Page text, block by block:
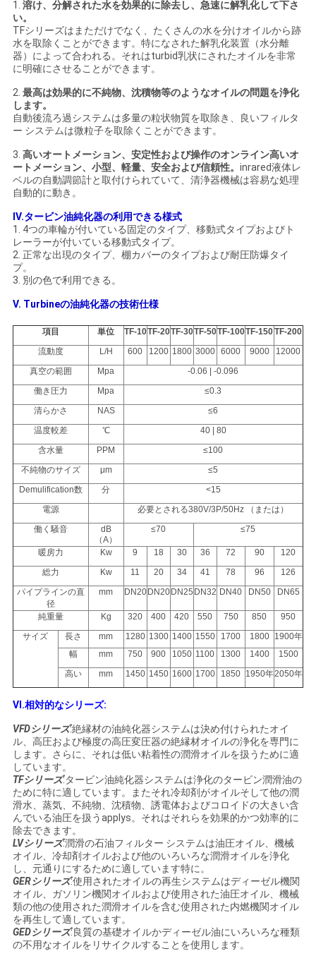
し
な
さ
い
地
図
PRIVACY
POLICY
1. 溶け、分解された水を効果的に除去し、急速に解乳化して下さ
い。
TFシリーズはまただけでなく、たくさんの水を分けオイルから跡
水を取除くことができます。特になされた解乳化装置（水分離
器）によって合われる。それはturbid乳状にされたオイルを非常
に明確にさせることができます。
2. 最高は効果的に不純物、沈積物等のようなオイルの問題を浄化
します。
自動後流ろ過システムは多量の粒状物質を取除き、良いフィルタ
ー システムは微粒子を取除くことができます。
3. 高いオートメーション、安定性および操作のオンライン高いオ
ートメーション、小型、軽量、安全および信頼性。 inrared液体レ
ベルの自動調節計と取付けられていて、清浄器機械は容易な処理
自動的に動き。
IV.タービン油純化器の利用できる様式
1. 4つの車輪が付いている固定のタイプ、移動式タイプおよびト
レーラーが付いている移動式タイプ。
2. 正常な出現のタイプ、棚カバーのタイプおよび耐圧防爆タイ
プ。
3. 別の色で利用できる。
V. Turbineの油純化器の技術仕様
項目 単位 TF-10TF-20TF-30TF-50TF-100TF-150TF-200
流動度
L/H 600 1200 1800 3000 6000 9000
12000
真空の範囲
Mpa
-0.06 | -0.096
働き圧力
Mpa
≤0.3
清らかさ
NAS
≤6
温度較差
℃
40 | 80
含水量
PPM
≤100
不純物のサイズ
μm
≤5
Demulification数
分
<15
電源
必要とされる380V/3P/50Hz （または）
働く騒音
dB
（A）
≤70 ≤75
暖房力 Kw 9 18 30 36 72 90
120
総力
Kw 11 20 34 41 78 96
126
パイプラインの直
径
mm DN20 DN20 DN25 DN32 DN40 DN50 DN65
純重量 Kg 320 400 420 550 750 850
950
サイズ
長さ mm 1280 1300 1400 1550 1700 1800 1900年
幅
mm 750 900 1050 1100 1300 1400
1500
高い
mm 1450 1450 1600 1700 1850 1950年2050年
VI.相対的なシリーズ:
VFDシリーズ:絶縁材の油純化器システムは決め付けられたオイ
ル、高圧および極度の高圧変圧器の絶縁材オイルの浄化を専門に
します。さらに、それは低い粘着性の潤滑オイルを扱うために適
しています。
TFシリーズ:タービン油純化器システムは浄化のタービン潤滑油の
ために特に適しています。またそれ冷却剤がオイルそして他の潤
滑水、蒸気、不純物、沈積物、誘電体およびコロイドの大きい含
んでいる油圧を扱うapplys。それはそれらを効果的かつ効率的に
除去できます。
LVシリーズ:潤滑の石油フィルター システムは油圧オイル、機械
オイル、冷却剤オイルおよび他のいろいろな潤滑オイルを浄化
し、元通りにするために適しています特に。
GERシリーズ:使用されたオイルの再生システムはディーゼル機関
オイル、ガソリン機関オイルおよび使用された油圧オイル、機械
類の他の使用された潤滑オイルを含む使用された内燃機関オイル
を再生して適しています。
GEDシリーズ:良質の基礎オイルかディーゼル油にいろいろな種類
の不用なオイルをリサイクルすることを使用します。